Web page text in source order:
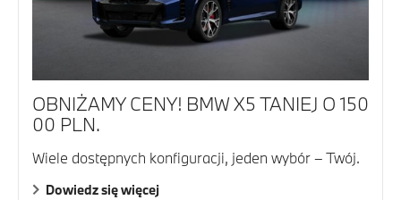
OBNIŻAMY CENY! BMW X5 TANIEJ O 150
00 PLN.
Wiele dostępnych konfiguracji, jeden wybór – Twój.
Dowiedz się więcej